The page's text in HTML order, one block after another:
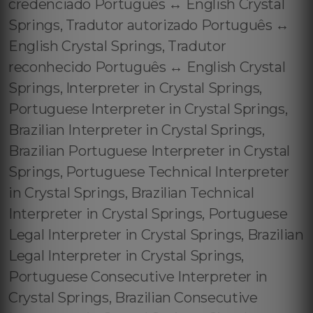
credenciado Português ↔️ English Crystal
Springs, Tradutor autorizado Português ↔️
English Crystal Springs, Tradutor
reconhecido Português ↔️ English Crystal
Springs, Interpreter in Crystal Springs,
Portuguese Interpreter in Crystal Springs,
Brazilian Interpreter in Crystal Springs,
Brazilian Portuguese Interpreter in Crystal
Springs, Portuguese Technical Interpreter
in Crystal Springs, Brazilian Technical
Interpreter in Crystal Springs, Portuguese
Legal Interpreter in Crystal Springs, Brazilian
Legal Interpreter in Crystal Springs,
Portuguese Consecutive Interpreter in
Crystal Springs, Brazilian Consecutive